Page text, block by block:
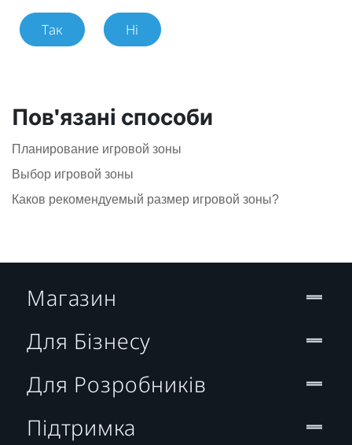
Так Ні
Пов'язані способи
Планирование игровой зоны
Выбор игровой зоны
Каков рекомендуемый размер игровой зоны?
Магазин
Для Бізнесу
Для Розробників
Підтримка